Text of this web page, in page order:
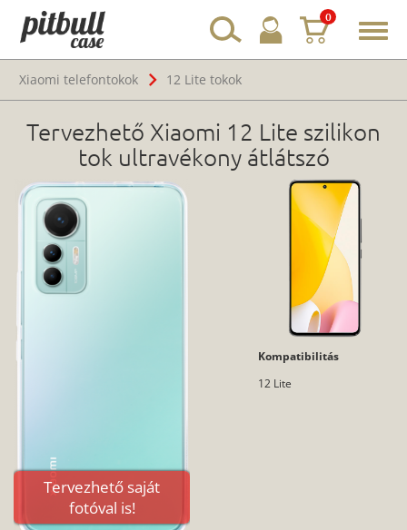
0
Xiaomi telefontokok
12 Lite tokok
Tervezhető Xiaomi 12 Lite szilikon
tok ultravékony átlátszó
Tervezhető saját
fotóval is!
Kompatibilitás
12 Lite